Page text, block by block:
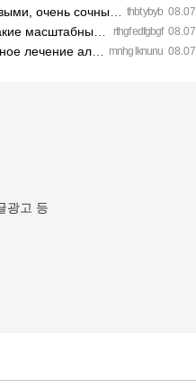
thbt ybyb 08.07
сочные. https://inte…
rthgf edfgbgf 08.07
турниры. https…
mnhg lknunu 08.07
Санкт-…
광고 등